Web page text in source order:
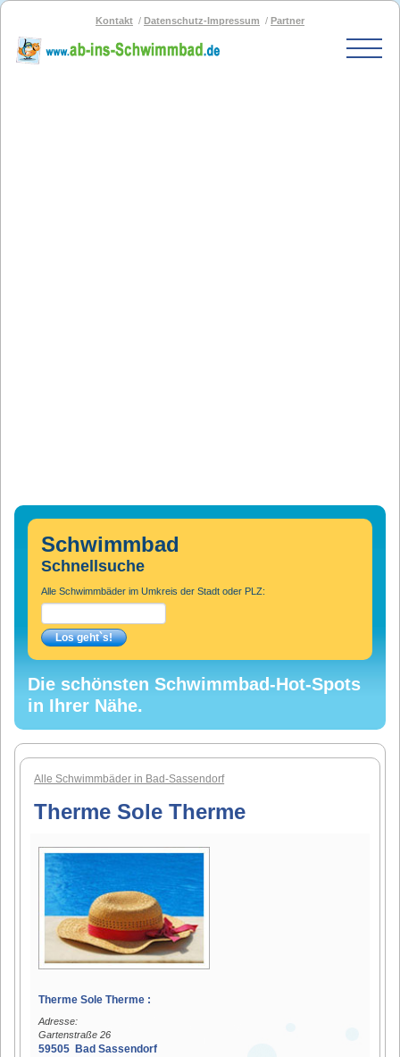
Kontakt Datenschutz-Impressum Partner
Schwimmbad
Schnellsuche
Alle Schwimmbäder im Umkreis der Stadt oder PLZ:
Die schönsten Schwimmbad-Hot-Spots
in Ihrer Nähe.
Alle Schwimmbäder in Bad-Sassendorf
Therme Sole Therme
Therme Sole Therme :
Adresse:
Gartenstraße 26
59505 Bad Sassendorf